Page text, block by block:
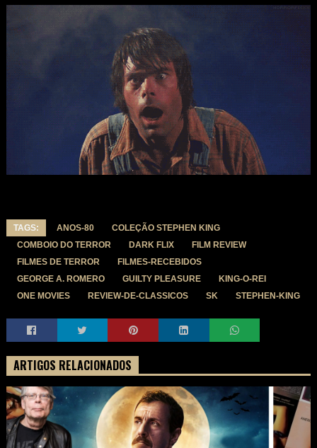
TAGS: ANOS-80
COLEÇÃO STEPHEN KING
COMBOIO DO TERROR
DARK FLIX
FILM REVIEW
FILMES DE TERROR
FILMES-RECEBIDOS
GEORGE A. ROMERO
GUILTY PLEASURE
KING-O-REI
ONE MOVIES
REVIEW-DE-CLASSICOS SK STEPHEN-KING
ARTIGOS RELACIONADOS